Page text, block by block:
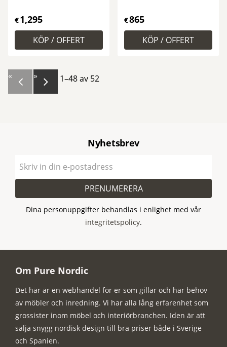
€1,295 €865
1–48av 52
« »
Nyhetsbrev
PRENUMERERA
Dina personuppgifter behandlas i enlighet med vår
integritetspolicy.
Om Pure Nordic
Det här är en webhandel för er som gillar och har behov
av möbler och inredning. Vi har alla lång erfarenhet som
grossister inom möbel och interiörbranchen. Iden är att
sälja snygg nordisk design till bra priser både i Sverige
och Spanien.